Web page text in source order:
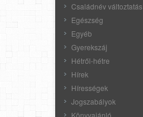
Családnév változtatás
Egészség
Egyéb
Gyerekszáj
Hétről-hétre
Hírek
Hírességek
Jogszabályok
Könyvajánló